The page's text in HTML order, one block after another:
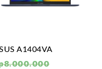
A1404VA
8.000.000